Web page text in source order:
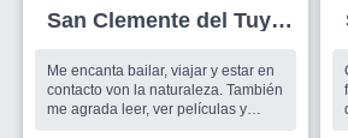
San Clemente del Tuyú
Me encanta bailar, viajar y estar en
contacto von la naturaleza. También
me agrada leer, ver películas y